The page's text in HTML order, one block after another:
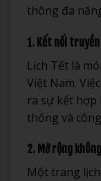
thông đa
1. Kết nối
Lịch Tết là
Việt Nam.
ra sự kết hợp
thống và
2. Mở rộng
Một trang